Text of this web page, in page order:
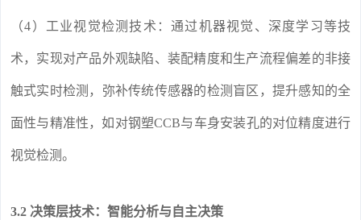
（4）工业视觉检测技术：通过机器视觉、深度学习等技
术，实现对产品外观缺陷、装配精度和生产流程偏差的非接
触式实时检测，弥补传统传感器的检测盲区，提升感知的全
面性与精准性，如对钢塑CCB与车身安装孔的对位精度进行
视觉检测。
3.2 决策层技术：智能分析与自主决策